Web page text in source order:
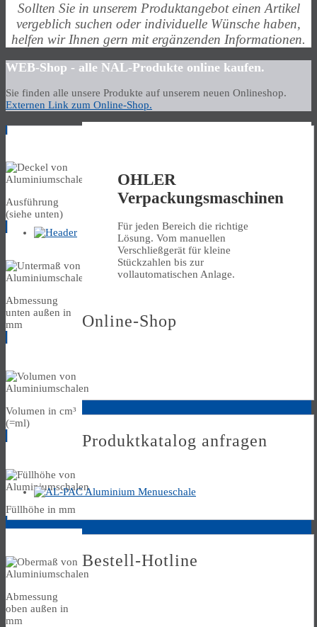
Sollten Sie in unserem Produktangebot einen Artikel
vergeblich suchen oder individuelle Wünsche haben,
helfen wir Ihnen gern mit ergänzenden Informationen.
WEB-Shop - alle NAL-Produkte online kaufen.
Sie finden alle unsere Produkte auf unserem neuen Onlineshop.
Externen Link zum Online-Shop.
Ausführung
(siehe unten)
Untermass
Abmessung
unten außen in
mm
Volumen in cm³
(=ml)
Füllhöhe in mm
Abmessung
oben außen in
mm
OHLER
Verpackungsmaschinen
Für jeden Bereich die richtige
Lösung. Vom manuellen
Verschließgerät für kleine
Stückzahlen bis zur
vollautomatischen Anlage.
Online-Shop
Produktkatalog anfragen
Bestell-Hotline